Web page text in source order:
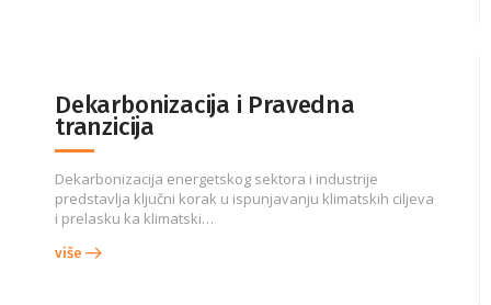
Dekarbonizacija i Pravedna
tranzicija
Dekarbonizacija energetskog sektora i industrije
predstavlja ključni korak u ispunjavanju klimatskih ciljeva
i prelasku ka klimatski…
više